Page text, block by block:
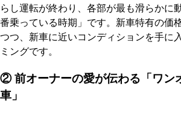
らし運転が終わり、各部が最も滑らかに
番乗っている時期」です。新車特有の価
つつ、新車に近いコンディションを手に
ミングです。
② 前オーナーの愛が伝わる「ワン
車」